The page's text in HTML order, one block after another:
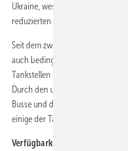
Ukraine, weshalb einige Betreiber
reduzierten
Seit dem zweiten Quartal 2022
auch bedingt durch die
Tankstellen stoßen in der Regel
Durch den unerwartet niedrigen
Busse und die zeitweise
einige der Tankstellen zeitweise
Verfügbarkeit der